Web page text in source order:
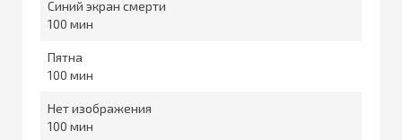
Синий экран смерти
100
Пятна
100
Нет изображения
100